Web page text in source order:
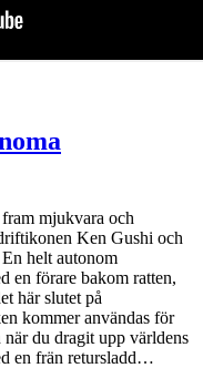
mjukvara och
Ken Gushi och
helt autonom
en förare bakom ratten,
här slutet på
kommer användas för
när du dragit upp världens
en frän retursladd…